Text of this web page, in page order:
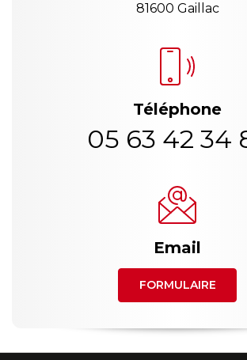
81600 Gaillac
Téléphone
05 63 42 34
Email
FORMULAIRE